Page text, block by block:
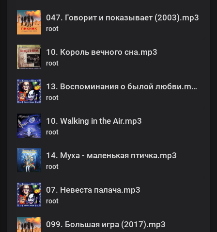
047. Говорит и показывает (2003).mp3
root
10. Король вечного сна.mp3
root
13. Воспоминания о былой любви.mp3
root
10. Walking in the Air.mp3
root
14. Муха - маленькая птичка.mp3
root
07. Невеста палача.mp3
root
099. Большая игра (2017).mp3